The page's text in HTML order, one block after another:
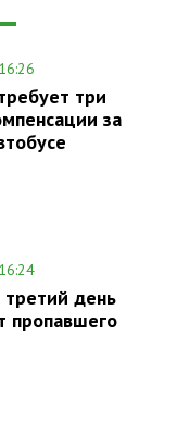
три
за
третий день
пропавшего